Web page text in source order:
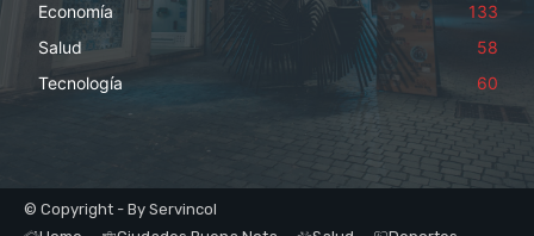
Economía
133
Salud
58
Tecnología
60
© Copyright - By Servincol